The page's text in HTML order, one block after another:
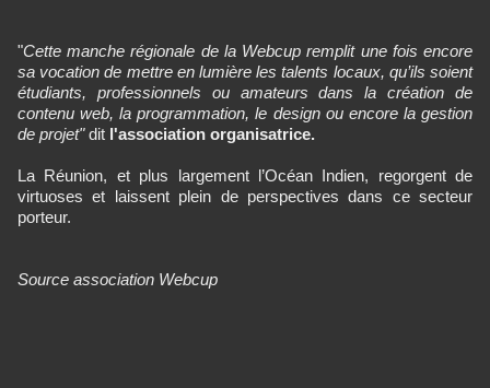
"Cette manche régionale de la Webcup remplit une fois encore
sa vocation de mettre en lumière les talents locaux, qu’ils soient
étudiants, professionnels ou amateurs dans la création de
contenu web, la programmation, le design ou encore la gestion
de projet"dit l'association organisatrice.
La Réunion, et plus largement l’Océan Indien, regorgent de
virtuoses et laissent plein de perspectives dans ce secteur
porteur.
Source association Webcup